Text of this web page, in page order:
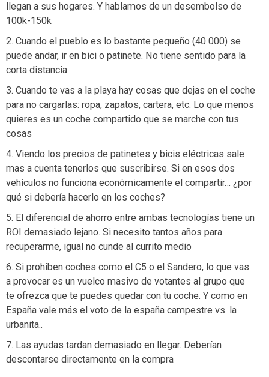
llegan a sus hogares. Y hablamos de un desembolso de
100k-150k
2. Cuando el pueblo es lo bastante pequeño (40 000) se
puede andar, ir en bici o patinete. No tiene sentido para la
corta distancia
3. Cuando te vas a la playa hay cosas que dejas en el coche
para no cargarlas: ropa, zapatos, cartera, etc. Lo que menos
quieres es un coche compartido que se marche con tus
cosas
4. Viendo los precios de patinetes y bicis eléctricas sale
mas a cuenta tenerlos que suscribirse. Si en esos dos
vehículos no funciona económicamente el compartir… ¿por
qué si debería hacerlo en los coches?
5. El diferencial de ahorro entre ambas tecnologías tiene un
ROI demasiado lejano. Si necesito tantos años para
recuperarme, igual no cunde al currito medio
6. Si prohiben coches como el C5 o el Sandero, lo que vas
a provocar es un vuelco masivo de votantes al grupo que
te ofrezca que te puedes quedar con tu coche. Y como en
España vale más el voto de la españa campestre vs. la
urbanita..
7. Las ayudas tardan demasiado en llegar. Deberían
descontarse directamente en la compra